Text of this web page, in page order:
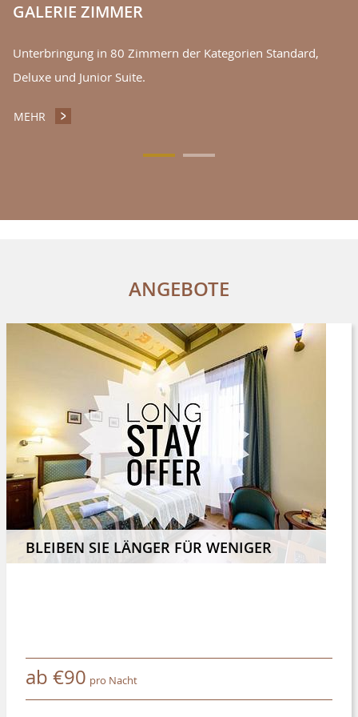
GALERIE ZIMMER
Unterbringung in 80 Zimmern der Kategorien Standard,
Deluxe und Junior Suite.
MEHR GALERIE ZIMMER
ANGEBOTE
BLEIBEN SIE LÄNGER FÜR WENIGER
ab €90 pro Nacht